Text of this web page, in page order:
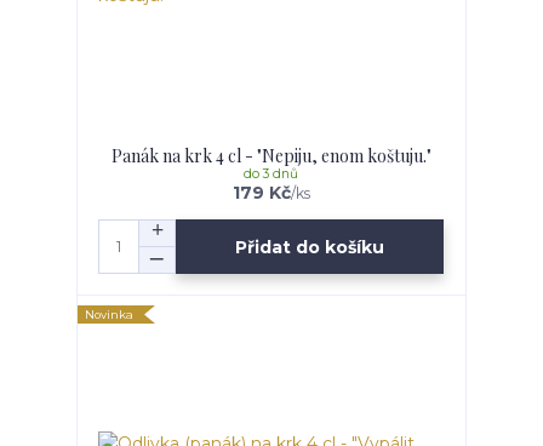
Panák na krk 4 cl - "Nepiju, enom koštuju."
179 Kč/ks
do 3 dnů
Přidat do košíku
Novinka